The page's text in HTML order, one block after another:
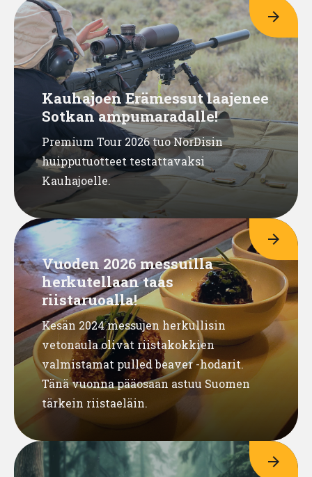
arrow_forward
Kauhajoen Erämessut laajenee
Sotkan ampumaradalle!
Premium Tour 2026 tuo NorDisin
huipputuotteet testattavaksi
Kauhajoelle.
arrow_forward
Vuoden 2026 messuilla
herkutellaan taas
riistaruoalla!
Kesän 2024 messujen herkullisin
vetonaula olivat riistakokkien
valmistamat pulled beaver -hodarit.
Tänä vuonna pääosaan astuu Suomen
tärkein riistaeläin.
arrow_forward